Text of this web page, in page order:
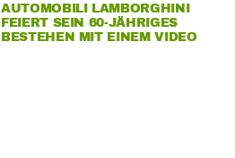
AUTOMOBILI LAMBORGHINI
FEIERT SEIN 60-JÄHRIGES
BESTEHEN MIT EINEM VIDEO